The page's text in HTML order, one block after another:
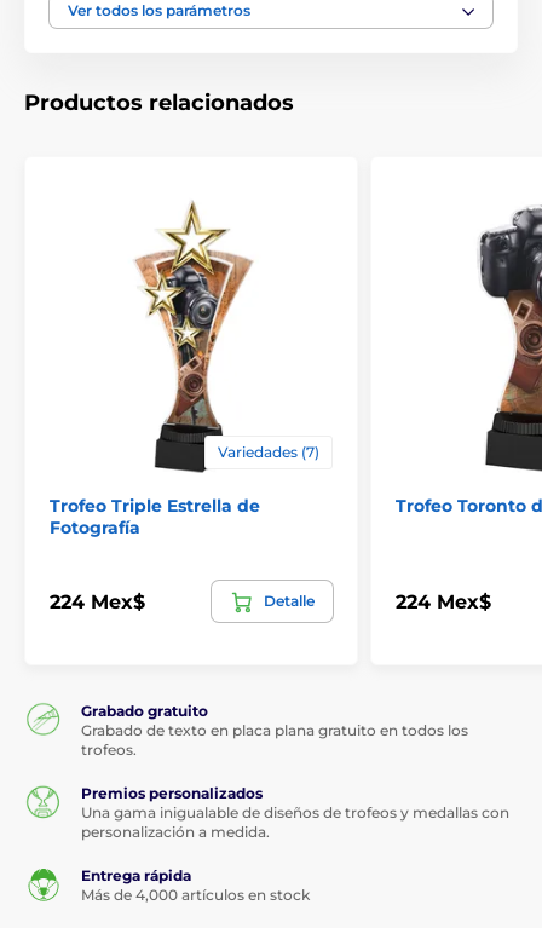
Ver todos los parámetros
Productos relacionados
Variedades (7)
Trofeo Triple Estrella de
Fotografía
224 Mex$ Detalle
Trofeo Toronto
224 Mex$
Grabado gratuito
Grabado de texto en placa plana gratuito en todos los
trofeos.
Premios personalizados
Una gama inigualable de diseños de trofeos y medallas con
personalización a medida.
Entrega rápida
Más de 4,000 artículos en stock